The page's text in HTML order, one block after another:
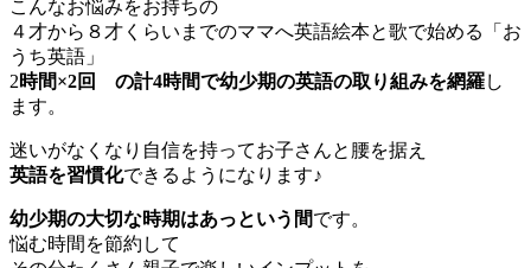
こんなお悩みをお持ちの
４才から８才くらいまでのママへ英語絵本と歌で始める「お
うち英語」
2時間×2回 の計4時間で幼少期の英語の取り組みを網羅し
ます。
迷いがなくなり自信を持ってお子さんと腰を据え
英語を習慣化できるようになります♪
幼少期の大切な時期はあっという間です。
悩む時間を節約して